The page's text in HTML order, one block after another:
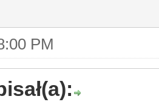
PM